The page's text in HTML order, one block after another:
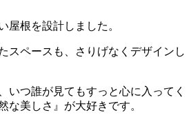
屋根を設計しました。
スペースも、さりげなくデザインし
いつ誰が見てもすっと心に入ってく
な美しさ』が大好きです。